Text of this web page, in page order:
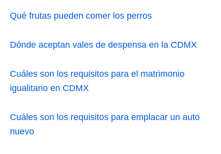
Qué frutas pueden comer los perros
Dónde aceptan vales de despensa en la CDMX
Cuáles son los requisitos para el matrimonio
igualitario en CDMX
Cuáles son los requisitos para emplacar un auto
nuevo